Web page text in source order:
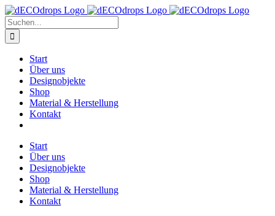
Zum
Inhalt
springen
Suche
nach:
Start
Über uns
Designobjekte
Shop
Material & Herstellung
Kontakt
Start
Über uns
Designobjekte
Shop
Material & Herstellung
Kontakt